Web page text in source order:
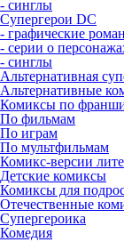
- синглы
Супергерои DC
- графические
- серии о
- синглы
Альтернативная
Альтернативные
Комиксы по
По фильмам
По играм
По мультфильмам
Комикс-версии
Детские комиксы
Комиксы для
Отечественные
Супергероика
Комедия